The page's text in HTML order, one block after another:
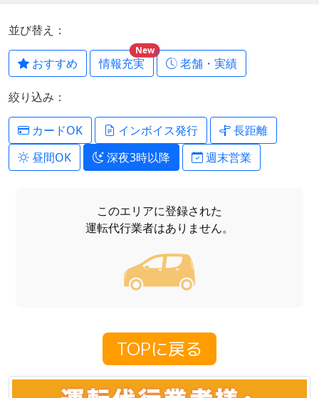
並び替え：
おすすめ 情報充実
New
老舗・実績
絞り込み：
カードOK インボイス発行
長距離
昼間OK
深夜3時以降 週末営業
このエリアに登録された
運転代行業者はありません。
TOPに戻る